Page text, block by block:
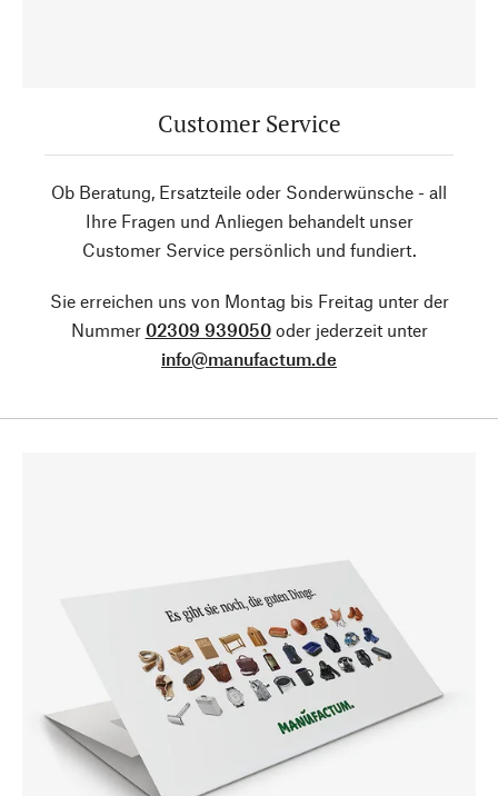
Customer Service
Ob Beratung, Ersatzteile oder Sonderwünsche - all
Ihre Fragen und Anliegen behandelt unser
Customer Service persönlich und fundiert.
Sie erreichen uns von Montag bis Freitag unter der
Nummer 02309 939050oder jederzeit unter
info@manufactum.de